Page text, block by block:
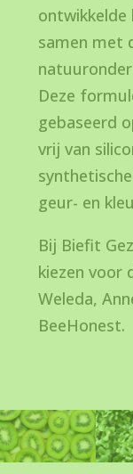
ontwikkelde
samen met
Deze
gebaseerd
vrij van
geur- en
Bij Biefit
kiezen voor
Weleda,
BeeHonest.